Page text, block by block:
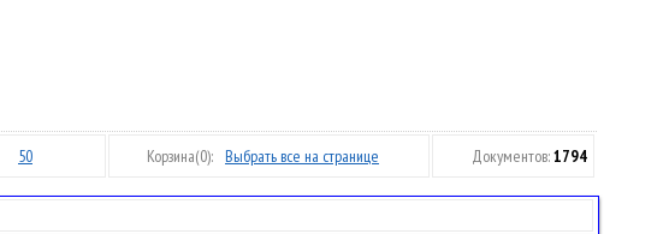
50 Корзина(0): Выбрать все на странице Документов:1794